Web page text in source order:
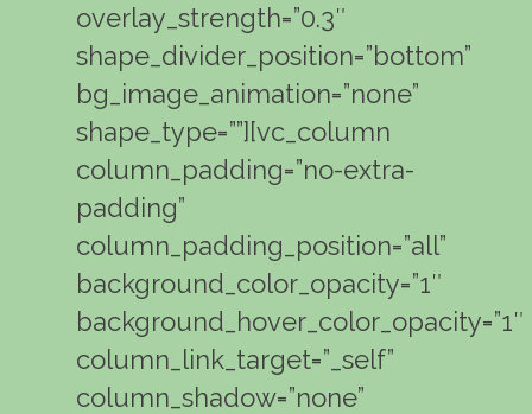
overlay_strength=”0.3″
shape_divider_position=”bottom”
bg_image_animation=”none”
shape_type=””][vc_column
column_padding=”no-extra-
padding”
column_padding_position=”all”
background_color_opacity=”1″
background_hover_color_opacity=”1″
column_link_target=”_self”
column_shadow=”none”